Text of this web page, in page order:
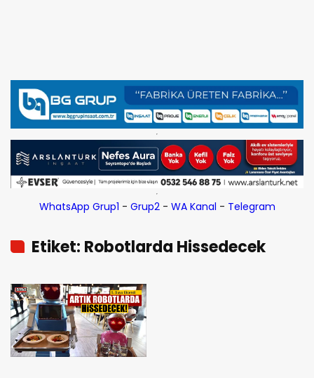
WhatsApp Grup1 - Grup2- WA Kanal - Telegram
Etiket: Robotlarda Hissedecek